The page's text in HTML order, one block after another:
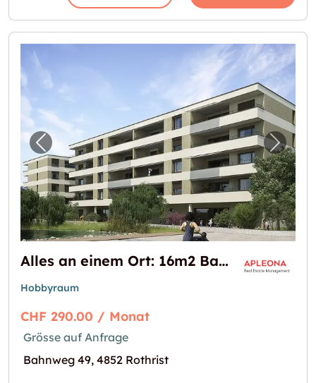
Vorheriges Bild für "Alles an einem Ort:
Alles an einem Ort: 16m2 Bastel-/ Lagerraum in Rothrist zu vermieten
Hobbyraum
CHF 290.00 / Monat
Grösse auf Anfrage
Bahnweg 49, 4852 Rothrist